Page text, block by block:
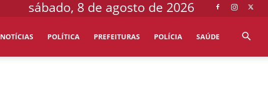
sábado, 8 de agosto de 2026
NOTÍCIAS POLÍTICA PREFEITURAS POLÍCIA SAÚDE